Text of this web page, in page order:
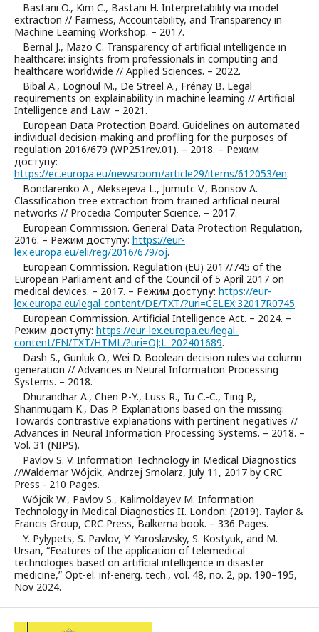
Bastani O., Kim C., Bastani H. Interpretability via model
extraction // Fairness, Accountability, and Transparency in
Machine Learning Workshop. – 2017.
Bernal J., Mazo C. Transparency of artificial intelligence in
healthcare: insights from professionals in computing and
healthcare worldwide // Applied Sciences. – 2022.
Bibal A., Lognoul M., De Streel A., Frénay B. Legal
requirements on explainability in machine learning // Artificial
Intelligence and Law. – 2021.
European Data Protection Board. Guidelines on automated
individual decision-making and profiling for the purposes of
regulation 2016/679 (WP251rev.01). – 2018. – Режим
доступу:
https://ec.europa.eu/newsroom/article29/items/612053/en.
Bondarenko A., Aleksejeva L., Jumutc V., Borisov A.
Classification tree extraction from trained artificial neural
networks // Procedia Computer Science. – 2017.
European Commission. General Data Protection Regulation,
2016. – Режим доступу: https://eur-
lex.europa.eu/eli/reg/2016/679/oj.
European Commission. Regulation (EU) 2017/745 of the
European Parliament and of the Council of 5 April 2017 on
medical devices. – 2017. – Режим доступу: https://eur-
lex.europa.eu/legal-content/DE/TXT/?uri=CELEX:32017R0745.
European Commission. Artificial Intelligence Act. – 2024. –
Режим доступу: https://eur-lex.europa.eu/legal-
content/EN/TXT/HTML/?uri=OJ:L_202401689.
Dash S., Gunluk O., Wei D. Boolean decision rules via column
generation // Advances in Neural Information Processing
Systems. – 2018.
Dhurandhar A., Chen P.-Y., Luss R., Tu C.-C., Ting P.,
Shanmugam K., Das P. Explanations based on the missing:
Towards contrastive explanations with pertinent negatives //
Advances in Neural Information Processing Systems. – 2018. –
Vol. 31 (NIPS).
Pavlov S. V. Information Technology in Medical Diagnostics
//Waldemar Wójcik, Andrzej Smolarz, July 11, 2017 by CRC
Press - 210 Pages.
Wójcik W., Pavlov S., Kalimoldayev M. Information
Technology in Medical Diagnostics II. London: (2019). Taylor &
Francis Group, CRC Press, Balkema book. – 336 Pages.
Y. Pylypets, S. Pavlov, Y. Yaroslavsky, S. Kostyuk, and M.
Ursan, “Features of the application of telemedical
technologies based on artificial intelligence in disaster
medicine,” Opt-el. inf-energ. tech., vol. 48, no. 2, pp. 190–195,
Nov 2024.